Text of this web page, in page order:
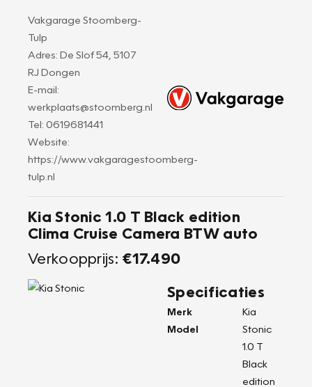
Vakgarage Stoomberg-
Tulp
Adres: De Slof 54, 5107
RJ Dongen
E-mail:
werkplaats@stoomberg.nl
Tel: 0619681441
Website:
https://www.vakgaragestoomberg-
tulp.nl
Kia Stonic 1.0 T Black edition
Clima Cruise Camera BTW auto
Verkoopprijs: €17.490
Specificaties
Merk
Kia
Model
Stonic
1.0 T
Black
edition